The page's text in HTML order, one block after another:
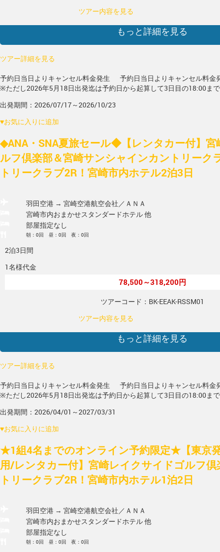
ツアー内容を見る
もっと詳細を見る
ツアー詳細を見る
予約日当日よりキャンセル料金発生
予約日当日よりキャンセル料金
※ただし2026年5月18日出発迄は予約日から起算して3日目の18:00ま
出発期間：2026/07/17～2026/10/23
♥お気に入りに追加
◆ANA・SNA夏旅セール◆【レンタカー付】
ルフ倶楽部＆宮崎サンシャインカントリーク
トリークラブ2R！宮崎市内ホテル2泊3日
羽田空港 → 宮崎空港航空会社／ＡＮＡ
宮崎市内おまかせスタンダードホテル 他
部屋指定なし
朝：0回 昼：0回 夜：0回
2泊3日間
1名様代金
78,500～318,200円
ツアーコード：BK-EEAK-RSSM01
ツアー内容を見る
もっと詳細を見る
ツアー詳細を見る
予約日当日よりキャンセル料金発生
予約日当日よりキャンセル料金
※ただし2026年5月18日出発迄は予約日から起算して3日目の18:00ま
出発期間：2026/04/01～2027/03/31
♥お気に入りに追加
★1組4名までのオンライン予約限定★【東京
用/レンタカー付】宮崎レイクサイドゴルフ倶
トリークラブ2R！宮崎市内ホテル1泊2日
羽田空港 → 宮崎空港航空会社／ＡＮＡ
宮崎市内おまかせスタンダードホテル 他
部屋指定なし
朝：0回 昼：0回 夜：0回